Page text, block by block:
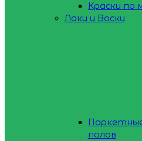
Краски по
Лаки и Воски
полов